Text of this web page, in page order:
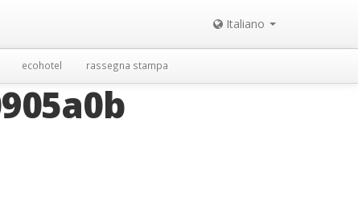
Italiano
ecohotel rassegna stampa